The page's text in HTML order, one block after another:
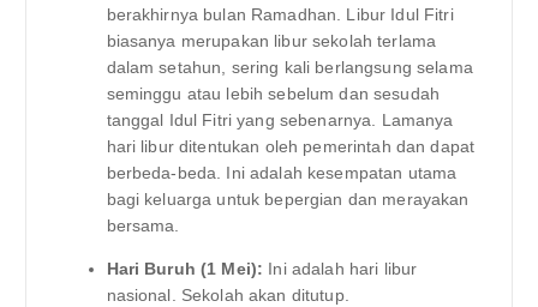
berakhirnya bulan Ramadhan. Libur Idul Fitri
biasanya merupakan libur sekolah terlama
dalam setahun, sering kali berlangsung selama
seminggu atau lebih sebelum dan sesudah
tanggal Idul Fitri yang sebenarnya. Lamanya
hari libur ditentukan oleh pemerintah dan dapat
berbeda-beda. Ini adalah kesempatan utama
bagi keluarga untuk bepergian dan merayakan
bersama.
Hari Buruh (1 Mei): Ini adalah hari libur
nasional. Sekolah akan ditutup.